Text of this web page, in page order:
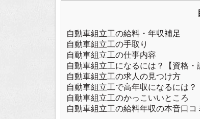
自動車組立工の給料・年収補足
自動車組立工の手取り
自動車組立工の仕事内容
自動車組立工になるには？【資格・
自動車組立工の求人の見つけ方
自動車組立工で高年収になるには？
自動車組立工のかっこいいところ
自動車組立工の給料年収の本音口コ